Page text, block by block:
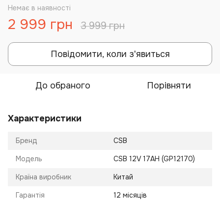
Немає в наявності
2 999 грн 3 999 грн
Повідомити, коли з'явиться
До обраного Порівняти
Характеристики
Бренд CSB
Модель CSB 12V 17AH (GP12170)
Країна виробник Китай
Гарантія 12 місяців